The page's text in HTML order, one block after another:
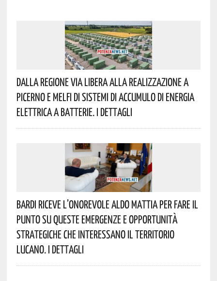
Dalla Regione Via Libera Alla Realizzazione A
Picerno E Melfi Di Sistemi Di Accumulo Di Energia
Elettrica A Batterie. I Dettagli
Bardi Riceve L’onorevole Aldo Mattia Per Fare Il
Punto Su Queste Emergenze E Opportunità
Strategiche Che Interessano Il Territorio
Lucano. I Dettagli